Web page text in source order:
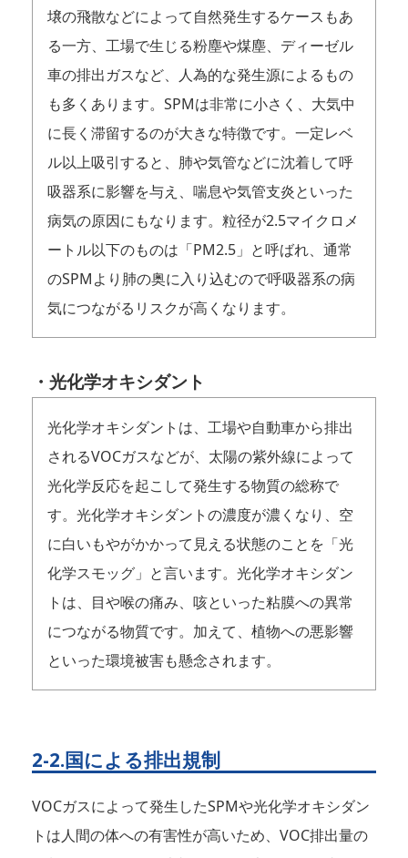
壌の飛散などによって自然発生するケースもあ
る一方、工場で生じる粉塵や煤塵、ディーゼル
車の排出ガスなど、人為的な発生源によるもの
も多くあります。SPMは非常に小さく、大気中
に長く滞留するのが大きな特徴です。一定レベ
ル以上吸引すると、肺や気管などに沈着して呼
吸器系に影響を与え、喘息や気管支炎といった
病気の原因にもなります。粒径が2.5マイクロメ
ートル以下のものは「PM2.5」と呼ばれ、通常
のSPMより肺の奥に入り込むので呼吸器系の病
気につながるリスクが高くなります。
・光化学オキシダント
光化学オキシダントは、工場や自動車から排出
されるVOCガスなどが、太陽の紫外線によって
光化学反応を起こして発生する物質の総称で
す。光化学オキシダントの濃度が濃くなり、空
に白いもやがかかって見える状態のことを「光
化学スモッグ」と言います。光化学オキシダン
トは、目や喉の痛み、咳といった粘膜への異常
につながる物質です。加えて、植物への悪影響
といった環境被害も懸念されます。
2-2.国による排出規制
VOCガスによって発生したSPMや光化学オキシダン
トは人間の体への有害性が高いため、VOC排出量の